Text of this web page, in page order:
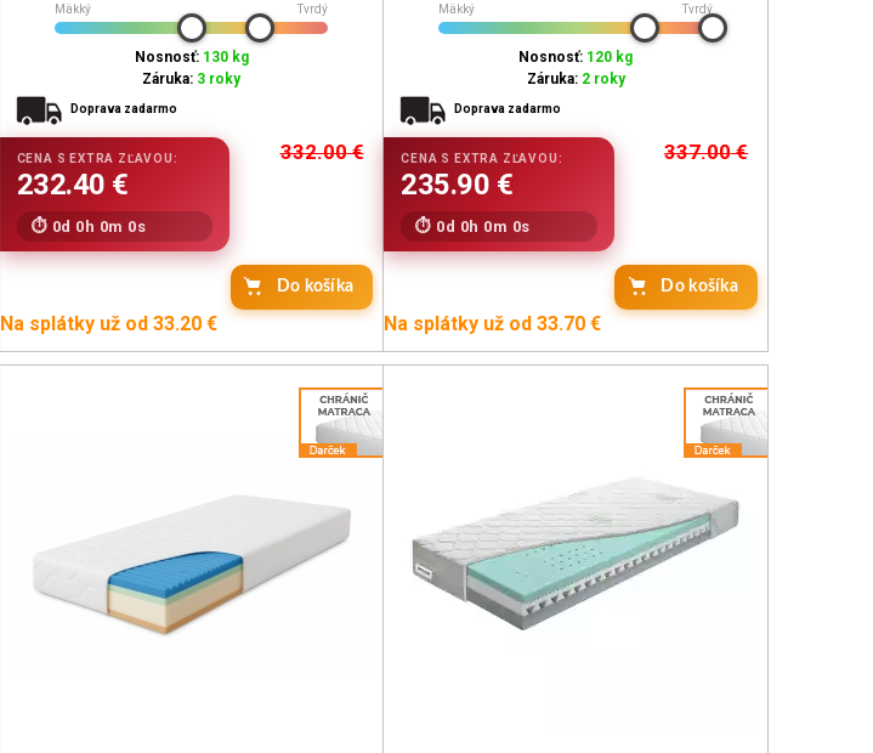
Mäkký Tvrdý
Nosnosť: 130 kg
Záruka: 3 roky
Doprava zadarmo
332.00€
0d 0h 0m 0s
Do košíka
Na splátky už od 33.20 €
Mäkký Tvrdý
Nosnosť: 120 kg
Záruka: 2 roky
Doprava zadarmo
337.00€
0d 0h 0m 0s
Do košíka
Na splátky už od 33.70 €